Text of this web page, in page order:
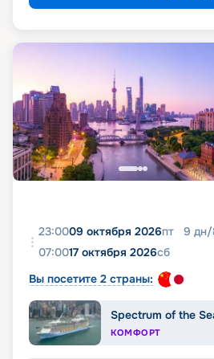
23:0009 октября 2026пт 9 дн/
07:0017 октября 2026сб
Вы посетите 2 страны:
Spectrum of the
КОМФОРТ